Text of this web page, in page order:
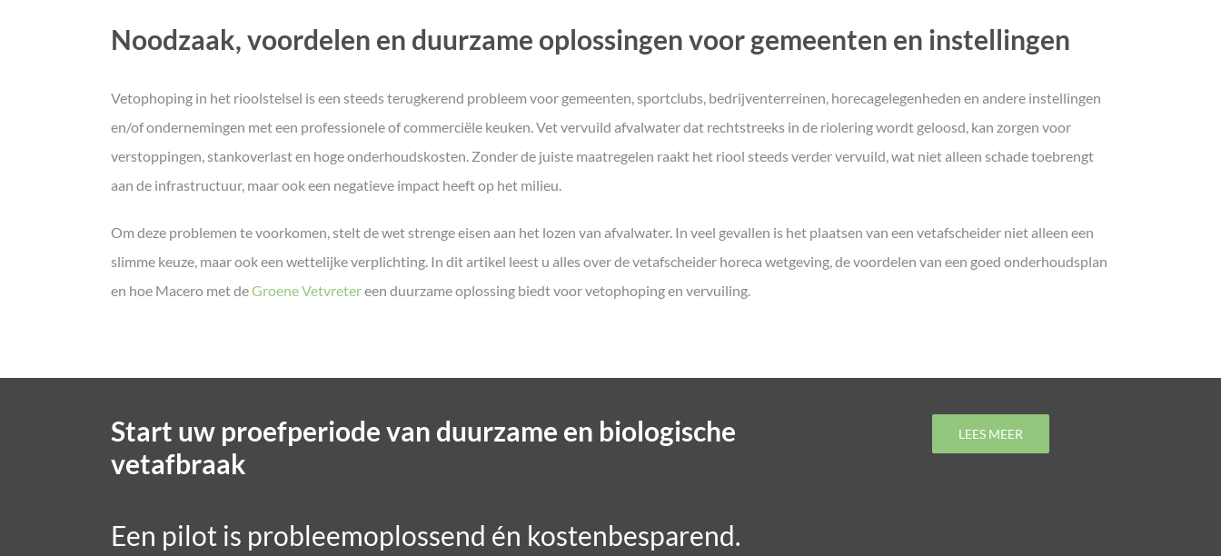
Noodzaak, voordelen en duurzame oplossingen voor gemeenten en instellingen
Vetophoping in het rioolstelsel is een steeds terugkerend probleem voor gemeenten, sportclubs, bedrijventerreinen, horecagelegenheden en andere instellingen
en/of ondernemingen met een professionele of commerciële keuken. Vet vervuild afvalwater dat rechtstreeks in de riolering wordt geloosd, kan zorgen voor
verstoppingen, stankoverlast en hoge onderhoudskosten. Zonder de juiste maatregelen raakt het riool steeds verder vervuild, wat niet alleen schade toebrengt
aan de infrastructuur, maar ook een negatieve impact heeft op het milieu.
Om deze problemen te voorkomen, stelt de wet strenge eisen aan het lozen van afvalwater. In veel gevallen is het plaatsen van een vetafscheider niet alleen een
slimme keuze, maar ook een wettelijke verplichting. In dit artikel leest u alles over de vetafscheider horeca wetgeving, de voordelen van een goed onderhoudsplan
en hoe Macero met deGroene Vetvretereen duurzame oplossing biedt voor vetophoping en vervuiling.
Start uw proefperiode van duurzame en biologische
vetafbraak
Een pilot is probleemoplossend én kostenbesparend.
LEES MEER